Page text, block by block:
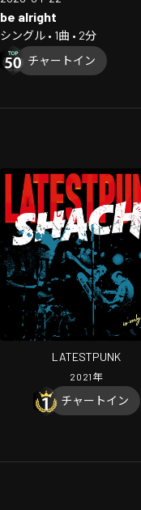
be alright
シングル • 1曲 • 2分
チャートイン
LATESTPUNK
2021 年
チャートイン